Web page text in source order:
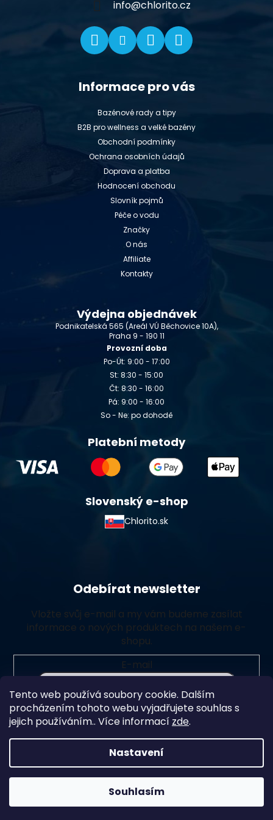
Tento web používá soubory cookie. Dalším
procházením tohoto webu vyjadřujete souhlas s
jejich používáním.. Více informací zde.
Nastavení
Souhlasím
info@chlorito.cz
Informace pro vás
Bazénové rady a tipy
B2B pro wellness a velké bazény
Obchodní podmínky
Ochrana osobních údajů
Doprava a platba
Hodnocení obchodu
Slovník pojmů
Péče o vodu
Značky
O nás
Affiliate
Kontakty
Výdejna objednávek
Podnikatelská 565 (Areál VÚ Běchovice 10A),
Praha 9 - 190 11
Provozní doba
Po-Út: 9:00 - 17:00
St: 8:30 - 15:00
Čt: 8:30 - 16:00
Pá: 9:00 - 16:00
So - Ne: po dohodě
Platební metody
Slovenský e-shop
Chlorito.sk
Odebírat newsletter
Vložte svůj e-mail a my vám budeme zasílat
informace o nových produktech na našem e-
shopu.
E-mail
Vložením e-mailu souhlasíte spodmínkami ochrany
osobních údajů
Přihlásit se
Copyright 2026Chlorito. Všechna práva vyhrazena.